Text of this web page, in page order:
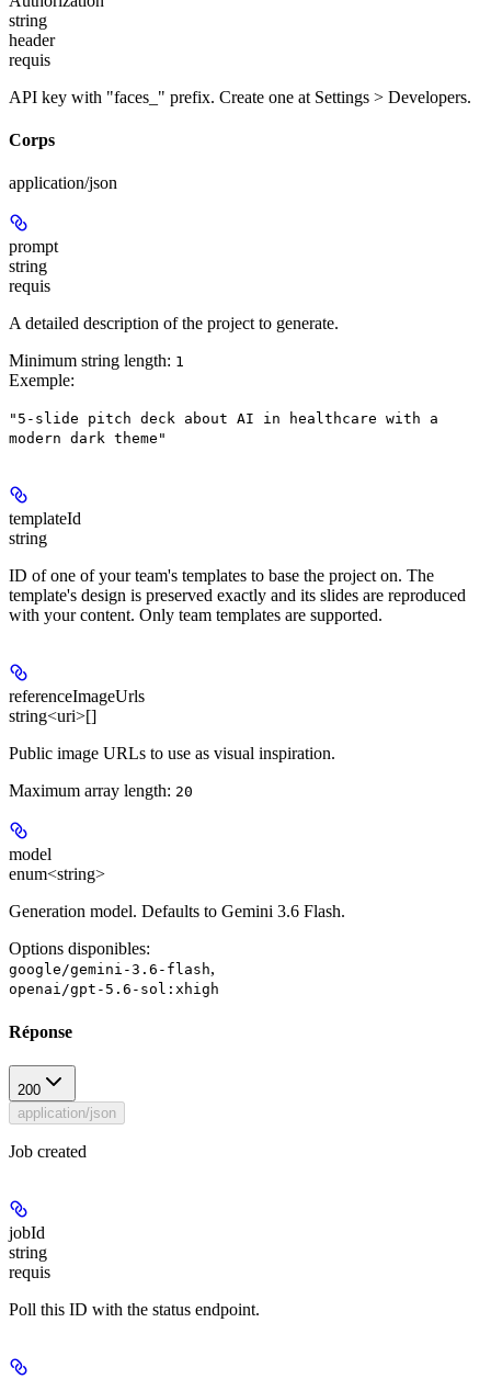
string
header
requis
API key with "faces_" prefix. Create one at Settings > Developers.
Corps
application/json
prompt
string
requis
A detailed description of the project to generate.
Minimum string length: 1
Exemple:
"5-slide pitch deck about AI in healthcare with a
modern dark theme"
templateId
string
ID of one of your team's templates to base the project on. The
template's design is preserved exactly and its slides are reproduced
with your content. Only team templates are supported.
referenceImageUrls
string<uri>[]
Public image URLs to use as visual inspiration.
Maximum array length: 20
model
enum<string>
Generation model. Defaults to Gemini 3.6 Flash.
Options disponibles:
google/gemini-3.6-flash,
openai/gpt-5.6-sol:xhigh
Réponse
200
application/json
Job created
jobId
string
requis
Poll this ID with the status endpoint.